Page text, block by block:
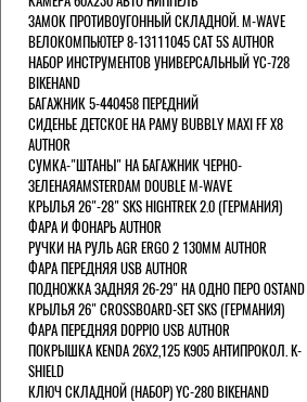
ЗАМОК ПРОТИВОУГОННЫЙ СКЛАДНОЙ. M-WAVE
ВЕЛОКОМПЬЮТЕР 8-13111045 CAT 5S AUTHOR
НАБОР ИНСТРУМЕНТОВ УНИВЕРСАЛЬНЫЙ YC-728
BIKEHAND
БАГАЖНИК 5-440458 ПЕРЕДНИЙ
СИДЕНЬЕ ДЕТСКОЕ НА РАМУ BUBBLY MAXI FF X8
AUTHOR
СУМКА-"ШТАНЫ" НА БАГАЖНИК ЧЕРНО-
ЗЕЛЕНАЯAMSTERDAM DOUBLE M-WAVE
КРЫЛЬЯ 26"-28" SKS HIGHTREK 2.0 (ГЕРМАНИЯ)
ФАРА И ФОНАРЬ AUTHOR
РУЧКИ НА РУЛЬ AGR ERGO 2 130ММ AUTHOR
ФАРА ПЕРЕДНЯЯ USB AUTHOR
ПОДНОЖКА ЗАДНЯЯ 26-29" НА ОДНО ПЕРО OSTAND
КРЫЛЬЯ 26" CROSSBOARD-SET SKS (ГЕРМАНИЯ)
ФАРА ПЕРЕДНЯЯ DOPPIO USB AUTHOR
ПОКРЫШКА KENDA 26Х2,125 K905 АНТИПРОКОЛ. K-
SHIELD
КЛЮЧ СКЛАДНОЙ (НАБОР) YC-280 BIKEHAND